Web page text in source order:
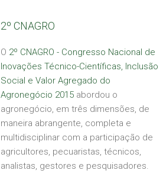
2º CNAGRO
O 2º CNAGRO - Congresso Nacional de
Inovações Técnico-Científicas, Inclusão
Social e Valor Agregado do
Agronegócio 2015 abordou o
agronegócio, em três dimensões, de
maneira abrangente, completa e
multidisciplinar com a participação de
agricultores, pecuaristas, técnicos,
analistas, gestores e pesquisadores.